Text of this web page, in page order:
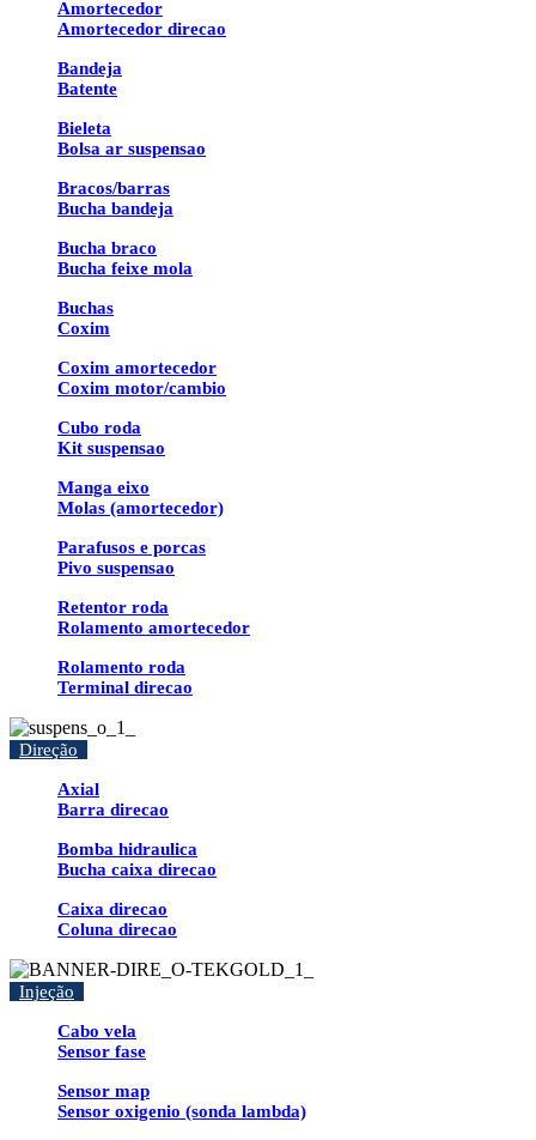
Amortecedor
Amortecedor direcao
Bandeja
Batente
Bieleta
Bolsa ar suspensao
Bracos/barras
Bucha bandeja
Bucha braco
Bucha feixe mola
Buchas
Coxim
Coxim amortecedor
Coxim motor/cambio
Cubo roda
Kit suspensao
Manga eixo
Molas (amortecedor)
Parafusos e porcas
Pivo suspensao
Retentor roda
Rolamento amortecedor
Rolamento roda
Terminal direcao
Direção
Axial
Barra direcao
Bomba hidraulica
Bucha caixa direcao
Caixa direcao
Coluna direcao
Injeção
Cabo vela
Sensor fase
Sensor map
Sensor oxigenio (sonda lambda)